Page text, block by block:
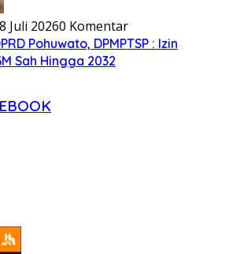
Juli 20260 Komentar
Pohuwato, DPMPTSP : Izin
Sah Hingga 2032